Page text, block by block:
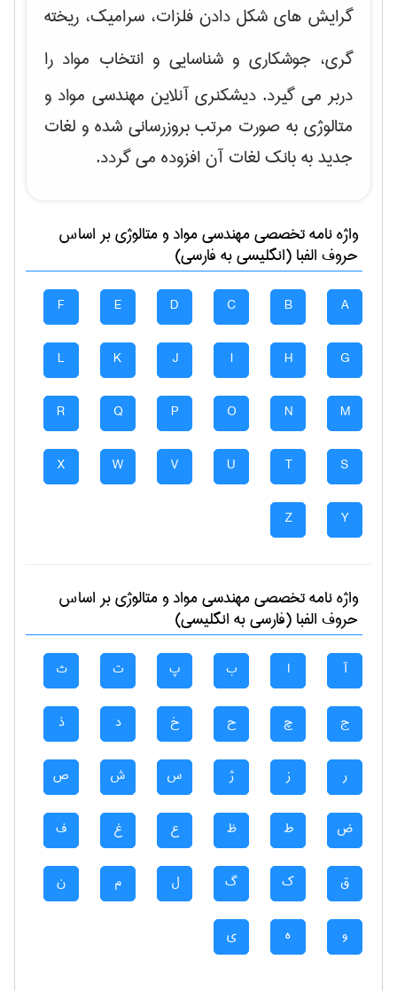
گرایش های شکل دادن فلزات، سرامیک، ریخته
گری، جوشکاری و شناسایی و انتخاب مواد را
دربر می گیرد. دیشکنری آنلاین مهندسی مواد و
متالوژی به صورت مرتب بروزرسانی شده و لغات
جدید به بانک لغات آن افزوده می گردد.
واژه نامه تخصصیمهندسی مواد و متالوژیبر اساس
حروف الفبا (انگلیسی به فارسی)
A
B
C
D
E
F
G
H
I
J
K
L
M
N
O
P
Q
R
S
T
U
V
W
X
Y
Z
واژه نامه تخصصیمهندسی مواد و متالوژیبر اساس
حروف الفبا (فارسی به انگلیسی)
آ ا ب پ ت ث
ج چ ح خ د ذ
ر ز ژ س ش ص
ض ط ظ ع غ ف
ق ک گ ل م ن
و ه ی